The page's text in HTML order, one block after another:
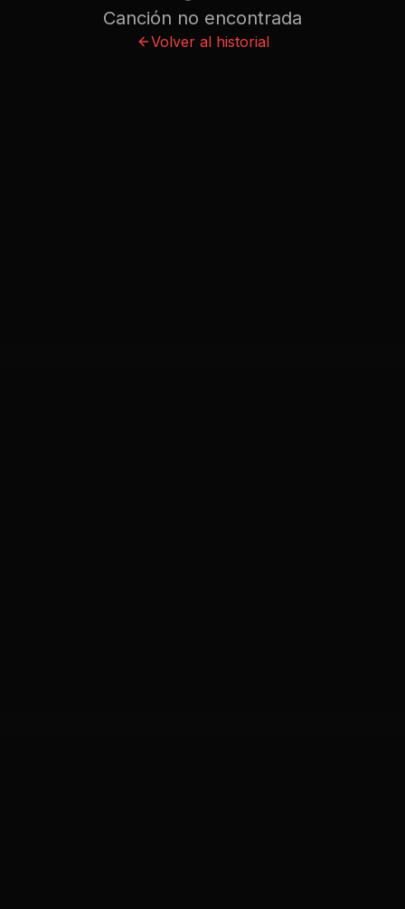
Canción no encontrada
Volver al historial